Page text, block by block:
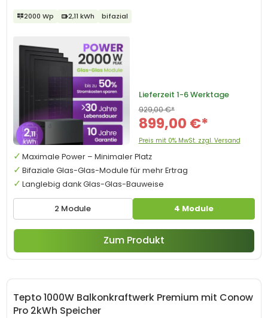
2000 Wp 2,11 kWh bifazial
2 Module 4 Module
Lieferzeit 1-6 Werktage
899,00 €*
929,00 €*
Preis mit 0% MwSt. zzgl. Versand
Maximale Power – Minimaler Platz
Bifaziale Glas-Glas-Module für mehr Ertrag
Langlebig dank Glas-Glas-Bauweise
Zum Produkt
Tepto 1000W Balkonkraftwerk Premium mit Conow
Pro 2kWh Speicher